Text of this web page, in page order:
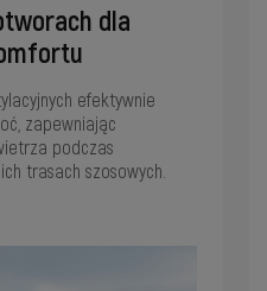
dla
efektywnie
zapewniając
podczas
trasach szosowych.